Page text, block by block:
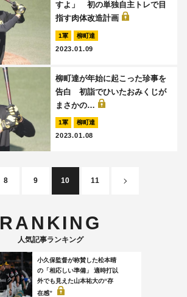
すよ」 初の単独自主トレで目
指す肉体改造計画
1軍 柳町達
2023.01.09
柳町達が年始に起こった珍事を
告白 初詣でひいたおみくじが
まさかの…
1軍 柳町達
2023.01.08
8 9 10 11
RANKING
人気記事ランキング
小久保監督が称賛した松本晴
の「相応しい準備」 適時打以
外でも見えた山本祐大の“存
在感”